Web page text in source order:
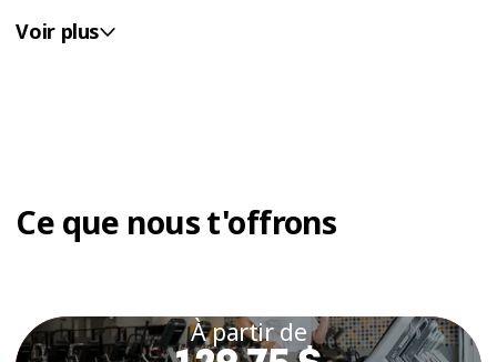
sois débutant·e, que tu reprennes ta routine
d'entraînement ou que tes bonnes habitudes
Grâce à nos options d’abonnementflexibles et
Voir plus
Ce que nous t'offrons
À partir de